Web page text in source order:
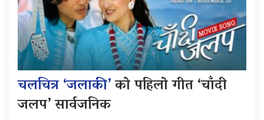
चलचित्र ‘जलाकी’को पहिलो गीत ‘चाँदी
जलप’ सार्वजनिक